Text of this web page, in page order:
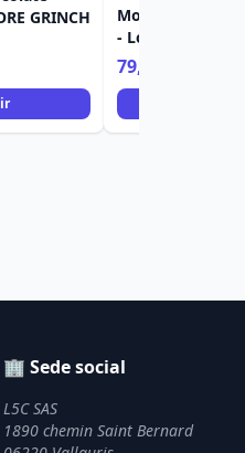
GRINCH
Mochilas
- Loungefly Dr.
79,90 €
🏢 Sede social
L5C SAS
1890 chemin Saint Bernard